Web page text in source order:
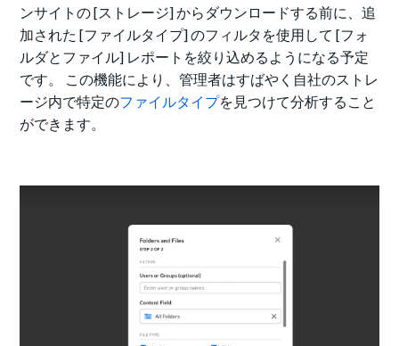
ンサイトの [ストレージ] からダウンロードする前に、追
加された [ファイルタイプ] のフィルタを使用して [フォ
ルダとファイル] レポートを絞り込めるようになる予定
です。 この機能により、管理者はすばやく 自社のストレ
ージ内で特定のファイルタイプを見つけて分析すること
ができます。